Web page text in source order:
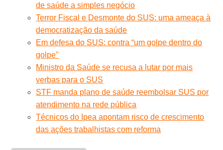
de saúde a simples negócio
Terror Fiscal e Desmonte do SUS: uma ameaça à
democratização da saúde
Em defesa do SUS: contra “um golpe dentro do
golpe"
Ministro da Saúde se recusa a lutar por mais
verbas para o SUS
STF manda plano de saúde reembolsar SUS por
atendimento na rede pública
Técnicos do Ipea apontam risco de crescimento
das ações trabalhistas com reforma